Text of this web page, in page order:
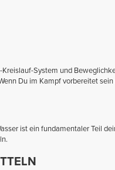
System und
Du im Kampf vorbereitet
ist ein fundamentaler Teil